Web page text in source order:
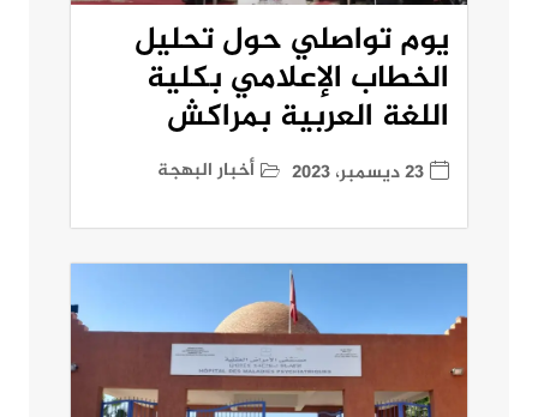
يوم تواصلي حول تحليل
الخطاب الإعلامي بكلية
اللغة العربية بمراكش
23 ديسمبر، 2023 أخبار البهجة